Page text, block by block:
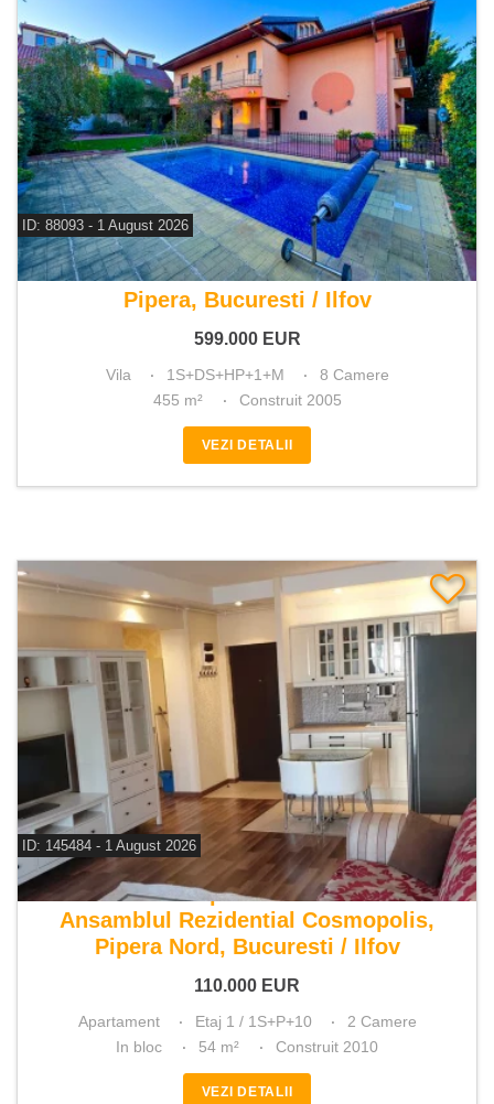
ID: 88093 - 1 August 2026
De vanzare vila 8 camere
Pipera, Bucuresti / Ilfov
599.000 EUR
Vila 1S+DS+HP+1+M
8 Camere
455 m²
Construit 2005
VEZI DETALII
ID: 145484 - 1 August 2026
De vanzare apartament 2 camere
Ansamblul Rezidential Cosmopolis,
Pipera Nord, Bucuresti / Ilfov
110.000 EUR
Apartament Etaj 1 / 1S+P+10
2 Camere
In bloc
54 m² Construit 2010
VEZI DETALII